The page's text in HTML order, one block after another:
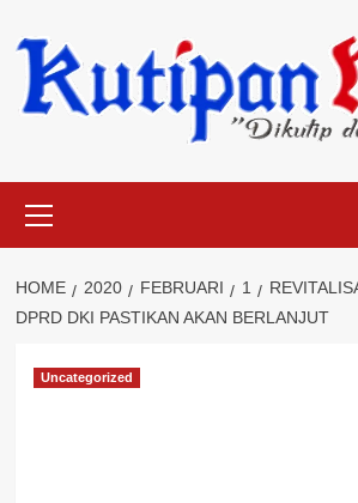
to
content
Menu
HOME 2020 FEBRUARI 1
DPRD DKI PASTIKAN AKAN BERLANJUT
Uncategorized